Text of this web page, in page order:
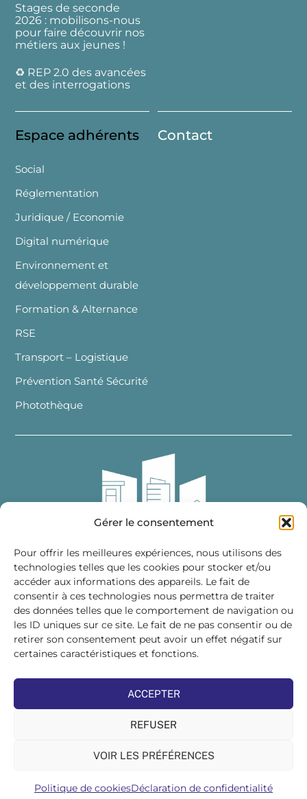
Gérer le consentement
Pour offrir les meilleures expériences, nous utilisons des
technologies telles que les cookies pour stocker et/ou
accéder aux informations des appareils. Le fait de
consentir à ces technologies nous permettra de traiter
des données telles que le comportement de navigation ou
les ID uniques sur ce site. Le fait de ne pas consentir ou de
retirer son consentement peut avoir un effet négatif sur
certaines caractéristiques et fonctions.
ACCEPTER
REFUSER
VOIR LES PRÉFÉRENCES
Politique de cookiesDéclaration de confidentialité
Stages de seconde
2026 : mobilisons-nous
pour faire découvrir nos
métiers aux jeunes !
♻️ REP 2.0 des avancées
et des interrogations
Espace adhérents
Social
Réglementation
Juridique / Economie
Digital numérique
Environnement et
développement durable
Formation & Alternance
RSE
Transport – Logistique
Prévention Santé Sécurité
Photothèque
Contact
Fédération des Distributeurs
de Matériaux de Construction
215 bis, boulevard Saint-Germain
75007 PARIS
Tél : 01 45 48 28 44
Suivez-nous sur les réseaux sociaux :